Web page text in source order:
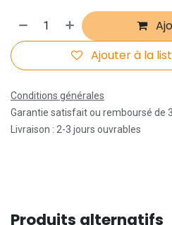
Ajouter à la
Conditions générales
Garantie satisfait ou remboursé de
Livraison : 2-3 jours ouvrables
Produits alternatifs